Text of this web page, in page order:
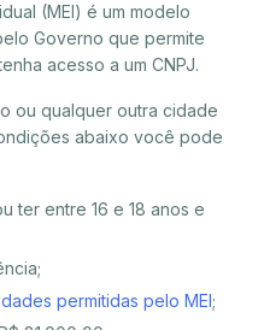
(MEI) é um modelo
Governo que permite
acesso a um CNPJ.
ou qualquer outra cidade
abaixo você pode
ter entre 16 e 18 anos e
permitidas pelo MEI;